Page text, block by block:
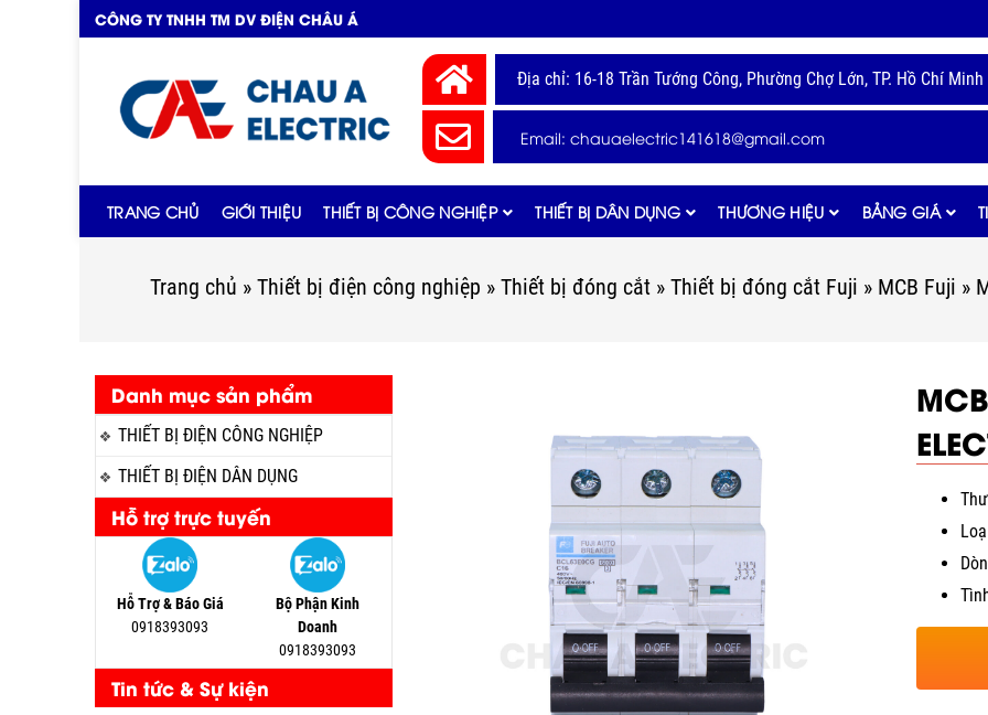
CÔNG TY TNHH TM DV ĐIỆN CHÂU Á
Địa chỉ: 16-18 Trần Tướng Công, Phường Chợ Lớn, TP. Hồ Chí Minh
Email: chauaelectric141618@gmail.com
TRANG CHỦ GIỚI THIỆU THIẾT BỊ CÔNG NGHIỆP THIẾT BỊ DÂN DỤNG THƯƠNG HIỆU BẢNG GIÁ
Trang chủ » Thiết bị điện công nghiệp » Thiết bị đóng cắt» Thiết bị đóng cắt Fuji » MCB Fuji »
Danh mục sản phẩm
THIẾT BỊ ĐIỆN CÔNG NGHIỆP
THIẾT BỊ ĐIỆN DÂN DỤNG
Hỗ trợ trực tuyến
Hỗ Trợ & Báo Giá
0918393093
Bộ Phận Kinh
Doanh
0918393093
Tin tức & Sự kiện